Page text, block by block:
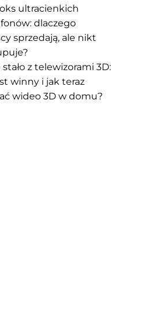
ultracienkich
dlaczego
sprzedają, ale nikt
stało z telewizorami 3D:
winny i jak teraz
wideo 3D w domu?